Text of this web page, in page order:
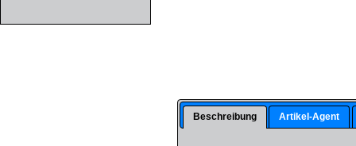
Beschreibung Artikel-Agent